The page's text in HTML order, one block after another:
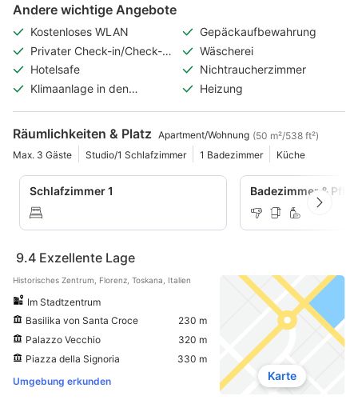
Andere wichtige Angebote
Kostenloses WLAN
Gepäckaufbewahrung
Privater Check-in/Check-
out
Wäscherei
Hotelsafe
Nichtraucherzimmer
Klimaanlage in den
Heizung
Räumlichkeiten & Platz Apartment/Wohnung (50 m²/538 ft²)
Max. 3 Gäste
Studio/1 Schlafzimmer 1 Badezimmer Küche
Schlafzimmer 1 Badezimmer &
9.4 Exzellente Lage
Historisches Zentrum, Florenz, Toskana, Italien
Im Stadtzentrum
Basilika von Santa Croce
230 m
Palazzo Vecchio
320 m
Piazza della Signoria
330 m
Umgebung erkunden
Karte